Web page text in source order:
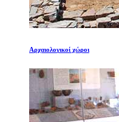
Αρχαιολογικοί χώροι